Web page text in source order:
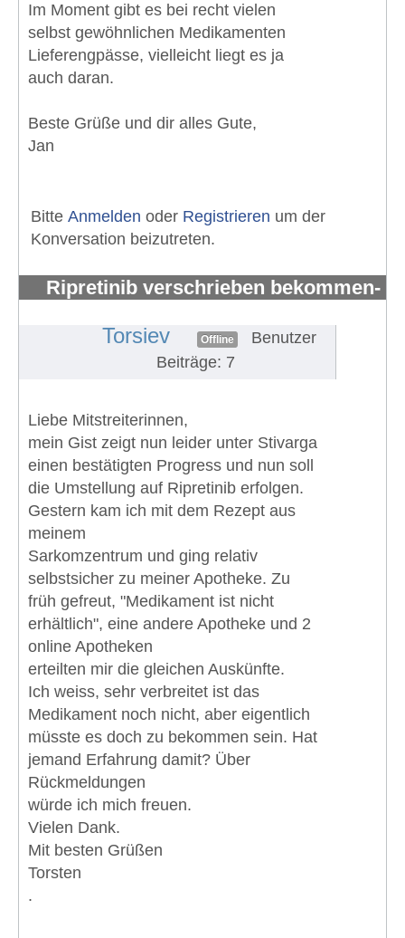
Im Moment gibt es bei recht vielen
selbst gewöhnlichen Medikamenten
Lieferengpässe, vielleicht liegt es ja
auch daran.
Beste Grüße und dir alles Gute,
Jan
Bitte Anmelden oder Registrieren um der
Konversation beizutreten.
Ripretinib verschrieben bekommen-
Torsiev Offline
Benutzer
Beiträge: 7
Liebe Mitstreiterinnen,
mein Gist zeigt nun leider unter Stivarga
einen bestätigten Progress und nun soll
die Umstellung auf Ripretinib erfolgen.
Gestern kam ich mit dem Rezept aus
meinem
Sarkomzentrum und ging relativ
selbstsicher zu meiner Apotheke. Zu
früh gefreut, "Medikament ist nicht
erhältlich", eine andere Apotheke und 2
online Apotheken
erteilten mir die gleichen Auskünfte.
Ich weiss, sehr verbreitet ist das
Medikament noch nicht, aber eigentlich
müsste es doch zu bekommen sein. Hat
jemand Erfahrung damit? Über
Rückmeldungen
würde ich mich freuen.
Vielen Dank.
Mit besten Grüßen
Torsten
.